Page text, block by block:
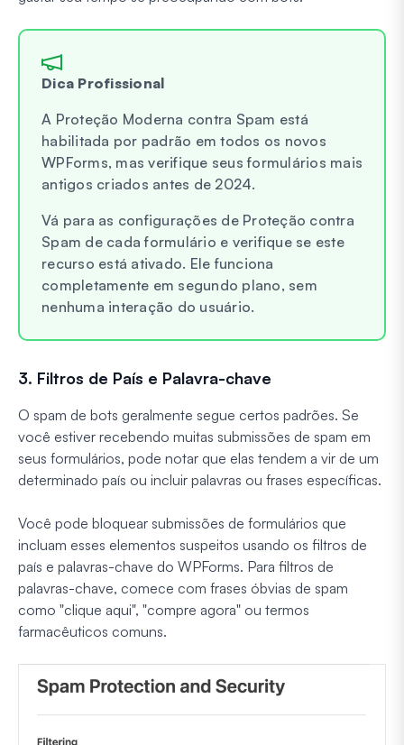
Dica Profissional
A Proteção Moderna contra Spam está
habilitada por padrão em todos os novos
WPForms, mas verifique seus formulários mais
antigos criados antes de 2024.
Vá para as configurações de Proteção contra
Spam de cada formulário e verifique se este
recurso está ativado. Ele funciona
completamente em segundo plano, sem
nenhuma interação do usuário.
3. Filtros de País e Palavra-chave
O spam de bots geralmente segue certos padrões. Se
você estiver recebendo muitas submissões de spam em
seus formulários, pode notar que elas tendem a vir de um
determinado país ou incluir palavras ou frases específicas.
Você pode bloquear submissões de formulários que
incluam esses elementos suspeitos usando os filtros de
país e palavras-chave do WPForms. Para filtros de
palavras-chave, comece com frases óbvias de spam
como "clique aqui", "compre agora" ou termos
farmacêuticos comuns.